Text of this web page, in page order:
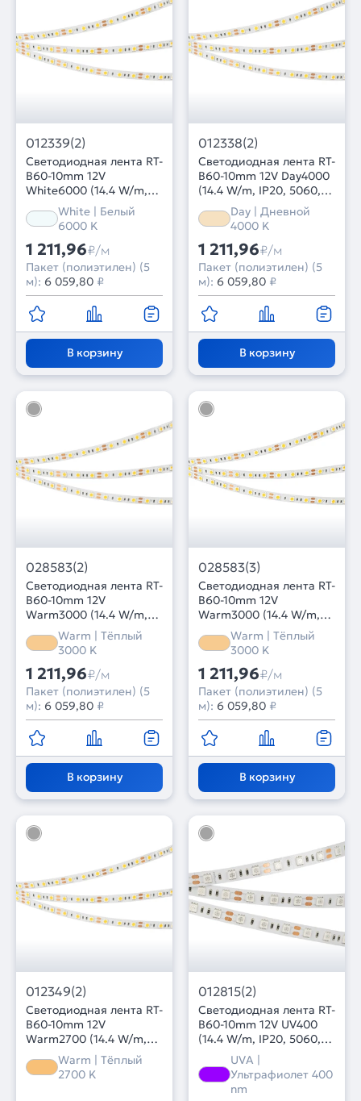
012339(2)
Светодиодная лента RT-
B60-10mm 12V
White6000 (14.4 W/m,
IP20, 5060, 5m) (Arlight,
14.4 Вт/м, IP20)
White | Белый
6000 K
1 211,96₽/м
Пакет (полиэтилен) (5
м): 6 059,80 ₽
В корзину
012338(2)
Светодиодная лента RT-
B60-10mm 12V Day4000
(14.4 W/m, IP20, 5060,
5m) (Arlight, Открытый)
Day | Дневной
4000 K
1 211,96₽/м
Пакет (полиэтилен) (5
м): 6 059,80 ₽
В корзину
028583(2)
Светодиодная лента RT-
B60-10mm 12V
Warm3000 (14.4 W/m,
IP20, 5060, 5m) (Arlight,
14.4 Вт/м, IP20)
Warm | Тёплый
3000 K
1 211,96₽/м
Пакет (полиэтилен) (5
м): 6 059,80 ₽
В корзину
028583(3)
Светодиодная лента RT-
B60-10mm 12V
Warm3000 (14.4 W/m,
IP20, 5m) (Arlight, 14.4
Вт/м, IP20)
Warm | Тёплый
3000 K
1 211,96₽/м
Пакет (полиэтилен) (5
м): 6 059,80 ₽
В корзину
012349(2)
Светодиодная лента RT-
B60-10mm 12V
Warm2700 (14.4 W/m,
IP20, 5060, 5m) (Arlight,
14.4 Вт/м, IP20)
Warm | Тёплый
2700 K
012815(2)
Светодиодная лента RT-
B60-10mm 12V UV400
(14.4 W/m, IP20, 5060,
5m) (Arlight, Открытый)
UVA |
Ультрафиолет 400
nm